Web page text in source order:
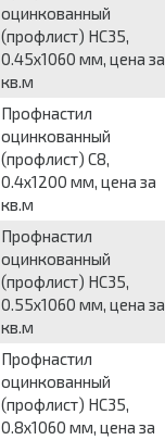
оцинкованный
(профлист) НС35,
0.45х1060 мм, цена за
кв.м
Профнастил
оцинкованный
(профлист) С8,
0.4х1200 мм, цена за
кв.м
Профнастил
оцинкованный
(профлист) НС35,
0.55х1060 мм, цена за
кв.м
Профнастил
оцинкованный
(профлист) НС35,
0.8х1060 мм, цена за